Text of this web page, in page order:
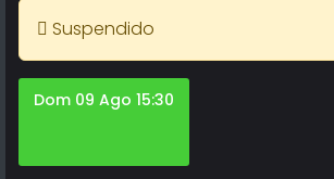
Suspendido
Dom 09 Ago 15:30